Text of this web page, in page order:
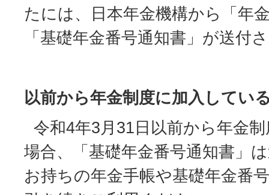
たには、日本年金機構から「年
「基礎年金番号通知書」が送付
以前から年金制度に加入してい
令和4年3月31日以前から年金
場合、「基礎年金番号通知書」
お持ちの年金手帳や基礎年金番